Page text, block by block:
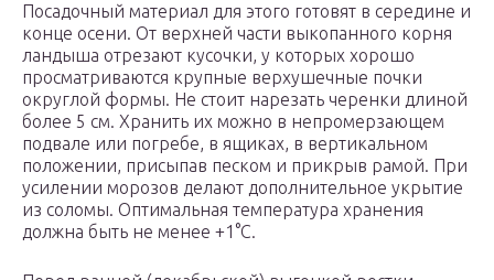
Посадочный материал для этого готовят в середине и
конце осени. От верхней части выкопанного корня
ландыша отрезают кусочки, у которых хорошо
просматриваются крупные верхушечные почки
округлой формы. Не стоит нарезать черенки длиной
более 5 см. Хранить их можно в непромерзающем
подвале или погребе, в ящиках, в вертикальном
положении, присыпав песком и прикрыв рамой. При
усилении морозов делают дополнительное укрытие
из соломы. Оптимальная температура хранения
должна быть не менее +1°C.